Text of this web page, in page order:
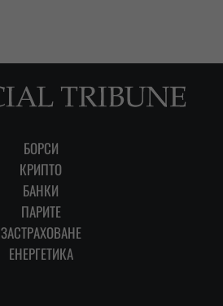
БОРСИ
КРИПТО
БАНКИ
ПАРИТЕ
ЗАСТРАХОВАНЕ
ЕНЕРГЕТИКА